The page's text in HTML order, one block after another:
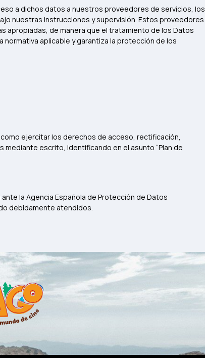
a dichos datos a nuestros proveedores de servicios, los
nuestras instrucciones y supervisión. Estos proveedores
apropiadas, de manera que el tratamiento de los Datos
aplicable y garantiza la protección de los
ejercitar los derechos de acceso, rectificación,
escrito, identificando en el asunto “Plan de
la Agencia Española de Protección de Datos
debidamente atendidos.